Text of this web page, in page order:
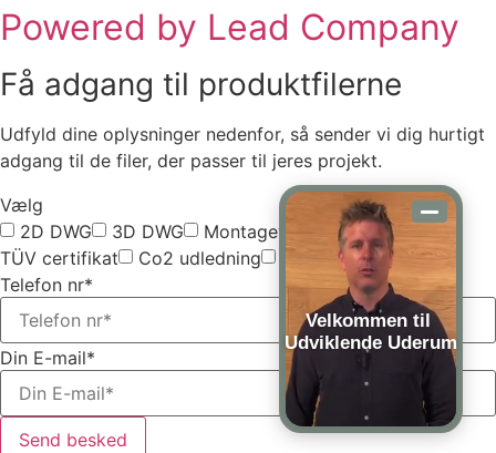
Powered by Lead Company
Få adgang til produktfilerne
Udfyld dine oplysninger nedenfor, så sender vi dig hurtigt
adgang til de filer, der passer til jeres projekt.
Vælg
2D DWG
3D DWG
Montagevejledning
TÜV certifikat
Co2 udledning
Vælg alle
Telefon nr*
Din E-mail*
Send besked
Velkommen til
Udviklende Uderum